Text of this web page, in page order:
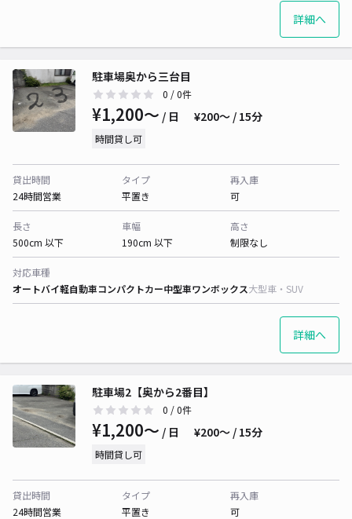
詳細へ
駐車場奥から三台目
0 / 0件
¥1,200〜 / 日 ¥200〜 / 15分
時間貸し可
貸出時間
24時間営業
タイプ
平置き
再入庫
可
長さ
500cm 以下
車幅
190cm 以下
高さ
制限なし
対応車種
オートバイ軽自動車コンパクトカー中型車ワンボックス大型車・SUV
詳細へ
駐車場2【奥から2番目】
0 / 0件
¥1,200〜 / 日 ¥200〜 / 15分
時間貸し可
貸出時間
24時間営業
タイプ
平置き
再入庫
可